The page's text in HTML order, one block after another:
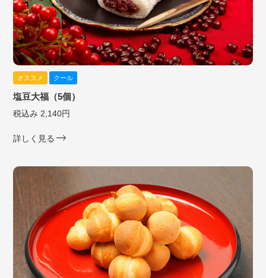
オススメ クール
塩豆大福（5個）
税込み 2,140円
詳しく見る